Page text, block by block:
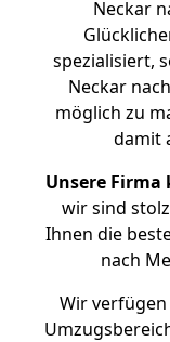
Neckar
spezialisiert,
Neckar
möglich zu
damit
Unsere
wir sind
Ihnen die
nach
Wir